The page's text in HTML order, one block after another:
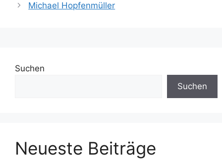
Michael Hopfenmüller
Suchen
Suchen
Neueste Beiträge